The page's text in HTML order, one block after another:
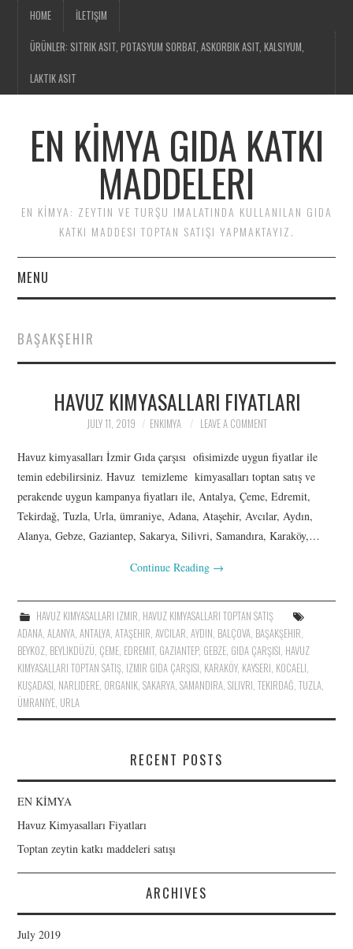
HOME İLETIŞIM
ÜRÜNLER: SITRIK ASIT, POTASYUM SORBAT, ASKORBIK ASIT, KALSIYUM,
LAKTIK ASIT
EN KİMYA GIDA KATKI
MADDELERI
EN KİMYA: ZEYTIN VE TURŞU IMALATINDA KULLANILAN GIDA
KATKI MADDESI TOPTAN SATIŞI YAPMAKTAYIZ.
MENU
İLETIŞIM
ÜRÜNLER: SITRIK ASIT,
ASKORBIK ASIT,
KALSIYUM, LAKTIK ASIT
BAŞAKŞEHIR
HAVUZ KIMYASALLARI FIYATLARI
JULY 11, 2019 ENKIMYA LEAVE A COMMENT
Havuz kimyasalları İzmir Gıda çarşısı ofisimizde uygun fiyatlar ile
temin edebilirsiniz. Havuz temizleme kimyasalları toptan satış ve
perakende uygun kampanya fiyatları ile, Antalya, Çeme, Edremit,
Tekirdağ, Tuzla, Urla, ümraniye, Adana, Ataşehir, Avcılar, Aydın,
Alanya, Gebze, Gaziantep, Sakarya, Silivri, Samandıra, Karaköy,…
Continue Reading →
HAVUZ KIMYASALLARI IZMIR HAVUZ KIMYASALLARI TOPTAN SATIŞ
ADANA ,ALANYA ,ANTALYA ,ATAŞEHIR ,AVCILAR ,AYDIN BALÇOVA BAŞAKŞEHIR
BEYKOZ BEYLIKDÜZÜ ÇEME EDREMIT, GAZIANTEP, GEBZE GIDA ÇARŞISI HAVUZ
KIMYASALLARI TOPTAN SATIŞ IZMIR GIDA ÇARŞISI KARAKÖY, KAYSERI KOCAELI
KUŞADASI NARLIDERE ORGANIK ,SAKARYA ,SAMANDIRA ,SILIVRI ,TEKIRDAĞ ,TUZLA
ÜMRANIYE URLA
RECENT POSTS
EN KİMYA
Havuz Kimyasalları Fiyatları
Toptan zeytin katkı maddeleri satışı
ARCHIVES
July 2019